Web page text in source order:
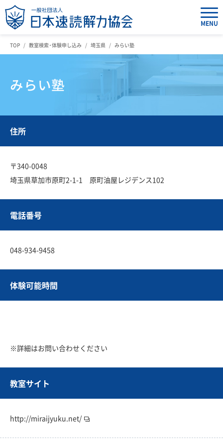
MENU
TOP 教室検索・体験申し込み 埼玉県 みらい塾
みらい塾
住所
〒340-0048
埼玉県草加市原町2-1-1 原町油屋レジデンス102
電話番号
048-934-9458
体験可能時間
※詳細はお問い合わせください
教室サイト
http://miraijyuku.net/